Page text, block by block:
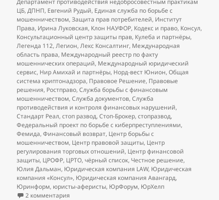
Департамент противодействия недобросовестным практикам
ЦБ,ДПНП, Евгений Рудый, Единая служба по борьбе с
мошенничеством,Защита прав потребителей, Институт
Права, Ирина Луковская, Клон НАУФОР, Кодекс и право, Консул,
Консультационный центр защиты прав, Кулеба и партнёры,
Легенда 112,Легион,Лекс Консалтинг, Международная
область права, Международный реестр по факту
мошеннических операций, Международный юридический
сервис, Нир Амихай и партнёры, Норд-вест Юнион,Общая
система криптонадзора, Правовое Решение, Правовые
решения, Ростправо,Служба борьбы с финансовым
мошенничеством,Служба документов,Служба
противодействия и контроля финансовых нарушений,
Стандарт Реал,стоп развод,Стоп-Брокер,стопразвод,
Федеральный проект по борьбе с киберпреступлениями,
Фемида,Финансовый возврат, Центр борьбы с
мошенничеством, Центр правовой защиты, Центр
регулирования торговых отношений, Центр финансовой
защиты, ЦРОФР, ЦРТО, чёрный список, Честное решение,
Юлия Дальман, Юридическая компания LAW, Юридическая
компания «Консул», Юридическая компания Авангард,
Юринформ, юристы-аферисты, ЮрФорум, ЮрХелп
2 комментария